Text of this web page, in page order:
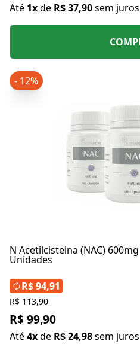
Até 1xde R$ 37,90sem juros
N Acetilcisteina (NAC)
Unidades
- 12%
R$ 113,90
R$ 99,90
Até4xde R$ 24,98sem juros
R$ 94,91